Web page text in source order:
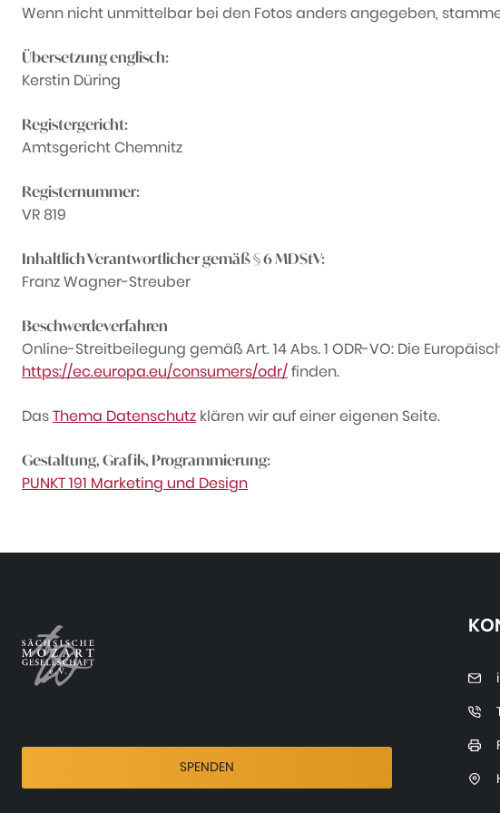
Wenn nicht unmittelbar bei den Fotos anders angegeben,
Übersetzung englisch:
Kerstin Düring
Registergericht:
Amtsgericht Chemnitz
Registernummer:
VR 819
Inhaltlich Verantwortlicher gemäß § 6 MDStV:
Franz Wagner-Streuber
Beschwerdeverfahren
Online-Streitbeilegung gemäß Art. 14 Abs. 1 ODR-VO: Die
https://ec.europa.eu/consumers/odr/finden.
DasThema Datenschutz klären wir auf einer eigenen Seite.
Gestaltung, Grafik, Programmierung:
PUNKT 191 Marketing und Design
SPENDEN